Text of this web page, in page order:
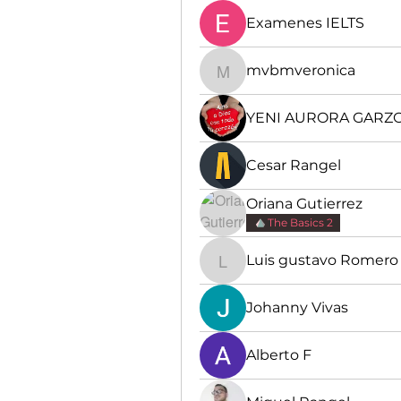
Examenes IELTS
mvbmveronica
mvbmveronica
YENI AURORA
Cesar Rangel
Oriana Gutierrez
The Basics 2
Luis gustavo Romero
Luis gustavo Romero
Johanny Vivas
Alberto F